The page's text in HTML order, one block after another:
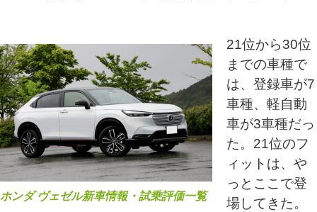
ホンダ ヴェゼル新車情報・試乗評価一覧
21位から30位
までの車種で
は、登録車が7
車種、軽自動
車が3車種だっ
た。21位のフ
ィットは、や
っとここで登
場してきた。